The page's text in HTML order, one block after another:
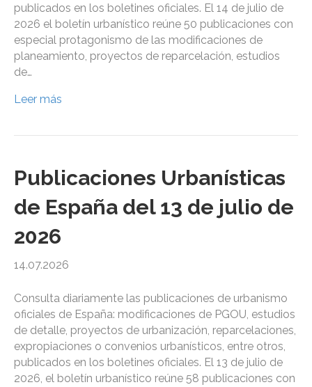
publicados en los boletines oficiales. El 14 de julio de
2026 el boletín urbanístico reúne 50 publicaciones con
especial protagonismo de las modificaciones de
planeamiento, proyectos de reparcelación, estudios
de…
Leer más
Publicaciones Urbanísticas
de España del 13 de julio de
2026
14.07.2026
Consulta diariamente las publicaciones de urbanismo
oficiales de España: modificaciones de PGOU, estudios
de detalle, proyectos de urbanización, reparcelaciones,
expropiaciones o convenios urbanísticos, entre otros,
publicados en los boletines oficiales. El 13 de julio de
2026, el boletín urbanístico reúne 58 publicaciones con